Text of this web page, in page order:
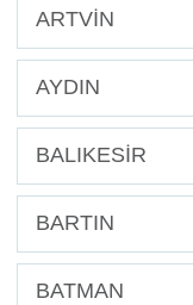
ARTVİN
AYDIN
BALIKESİR
BARTIN
BATMAN